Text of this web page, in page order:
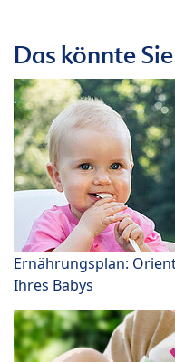
Das könnte
Ernährungsplan:
Ihres Babys